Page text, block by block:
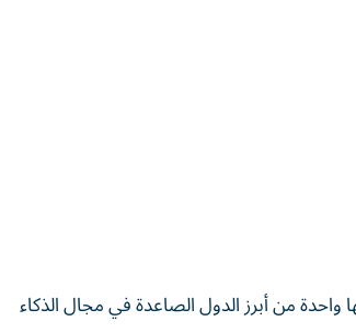
رسخت مكانتها واحدة من أبرز الدول الصاعدة في مجال الذكاء